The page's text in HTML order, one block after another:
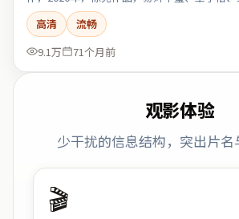
高清
流畅
9.1万
71个月前
观影体验
少干扰的信息结构，突出片名
🎬